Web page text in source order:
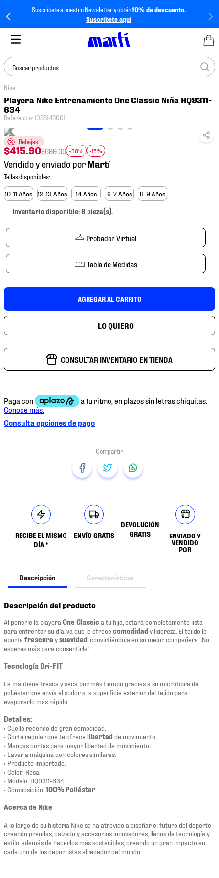
Suscríbete a nuestro Newsletter y obtén10% de descuento.
Suscríbete aquí
Buscar productos
Nike
Playera Nike Entrenamiento One Classic Niña HQ9311-
634
Referencia:1083148001
Rebajas
$415.90$699.00 -30% -15%
Vendido y enviado por
10-11 Años 12-13 Años 14 Años 6-7 Años 8-9 Años
Inventario disponible: 8 pieza(s).
Probador Virtual
Tabla de Medidas
AGREGAR AL CARRITO
CONSULTAR INVENTARIO EN TIENDA
Consulta opciones de pago
RECIBE EL MISMO
DÍA *
ENVÍO GRATIS
DEVOLUCIÓN
GRATIS
ENVIADO Y
VENDIDO
POR
Descripción Características
Descripción del producto
Al ponerle la playera One Classic a tu hija, estará completamente lista
para enfrentar su día, ya que le ofrece comodidad y ligereza. El tejido le
aporta frescura ysuavidad , convirtiéndola en su mejor compañera. ¡No
esperes más para consentirla!
Tecnología Dri-FIT
La mantiene fresca y seca por más tiempo gracias a su microfibra de
poliéster que envía el sudor a la superficie exterior del tejido para
evaporarlo más rápido.
Detalles:
• Cuello redondo de gran comodidad.
• Corte regular que te ofrece libertad de movimiento.
• Mangas cortas para mayor libertad de movimiento.
• Lavar a máquina con colores similares.
• Producto importado.
• Color: Rosa.
• Modelo: HQ9311-634
• Composición: 100% Poliéster
Acerca de Nike
A lo largo de su historia Nike se ha atrevido a diseñar el futuro del deporte
creando prendas, calzado y accesorios innovadores, llenos de tecnología y
estilo, además de hacerlos más sostenibles, creando un gran impacto en
cada uno de los deportistas alrededor del mundo.
TÉRMINOS MÁS
BUSCADOS
1.
tenis mujer
2.
tenis hombre
3.
tenis
4
tenis futbol
5 .
mochila
6.
jersey
10. tenis nike